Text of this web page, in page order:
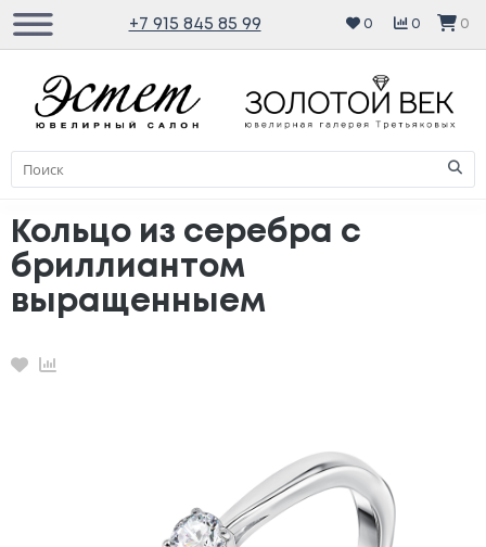
+7 915 845 85 99 0 0 0
Кольцо из серебра с
бриллиантом
выращенныем
Избранное
Сравнение